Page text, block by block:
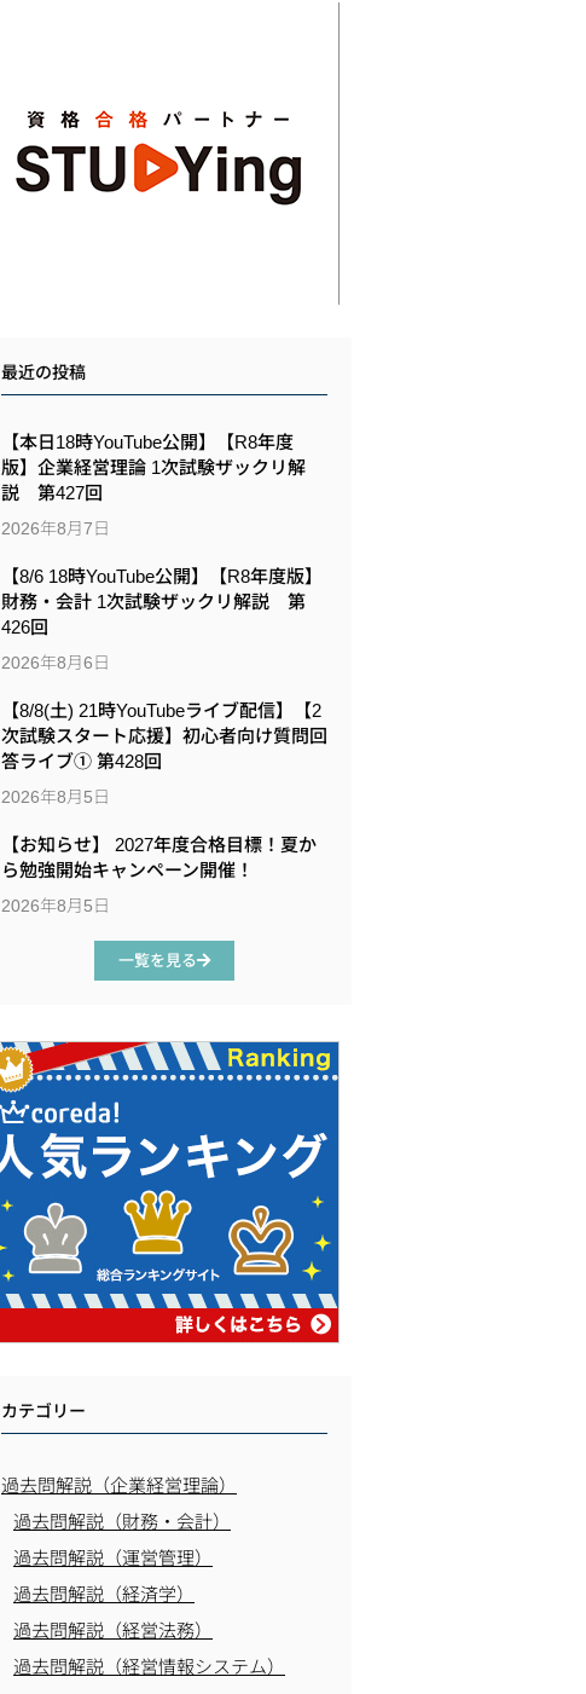
最近の投稿
【本日18時YouTube公開】【R8年度
版】企業経営理論 1次試験ザックリ解
説 第427回
2026年8月7日
【8/6 18時YouTube公開】【R8年度版】
財務・会計 1次試験ザックリ解説 第
426回
2026年8月6日
【8/8(土) 21時YouTubeライブ配信】【2
次試験スタート応援】初心者向け質問回
答ライブ① 第428回
2026年8月5日
【お知らせ】 2027年度合格目標！夏か
ら勉強開始キャンペーン開催！
2026年8月5日
一覧を見る
カテゴリー
過去問解説（企業経営理論）
過去問解説（財務・会計）
過去問解説（運営管理）
過去問解説（経済学）
過去問解説（経営法務）
過去問解説（経営情報システム）